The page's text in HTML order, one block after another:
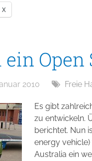
X
Open
2010 Freie
Es gibt
zu entwickeln.
berichtet. Nun
energy
Australia ein